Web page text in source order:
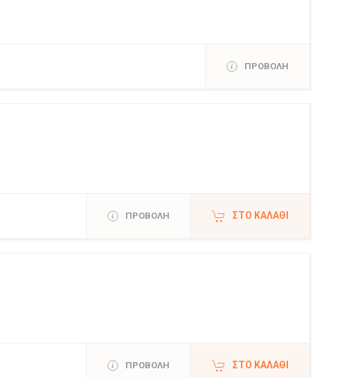
ΠΡΟΒΟΛΗ
ΠΡΟΒΟΛΗ ΣΤΟ ΚΑΛΆΘΙ
ΠΡΟΒΟΛΗ ΣΤΟ ΚΑΛΆΘΙ